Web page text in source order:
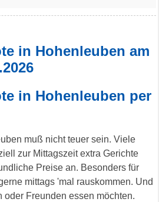
in Hohenleuben am
in Hohenleuben per
muß nicht teuer sein. Viele
zur Mittagszeit extra Gerichte
Preise an. Besonders für
mittags 'mal rauskommen. Und
oder Freunden essen möchten.